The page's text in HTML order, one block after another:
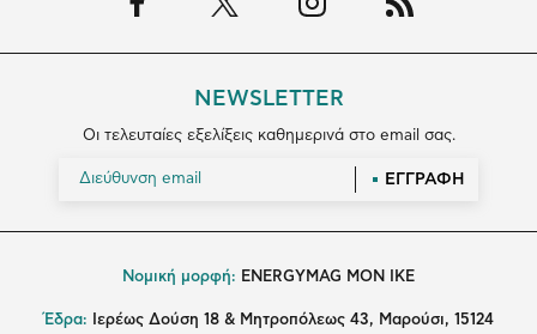
NEWSLETTER
Οι τελευταίες εξελίξεις καθημερινά στο email σας.
ΕΓΓΡΑΦΗ
Νομική μορφή: ENERGYMAG MON IKE
Έδρα: Ιερέως Δούση 18 & Μητροπόλεως 43, Μαρούσι, 15124